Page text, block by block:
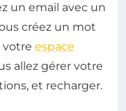
un email avec un
créez un mot
votre espace
allez gérer votre
et recharger.